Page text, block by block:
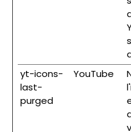
yt-icons-
last-
purged
YouTube